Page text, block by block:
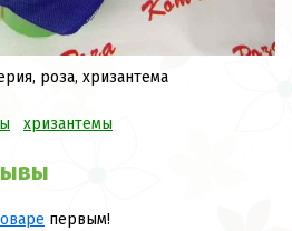
роза, хризантема
хризантемы
первым!